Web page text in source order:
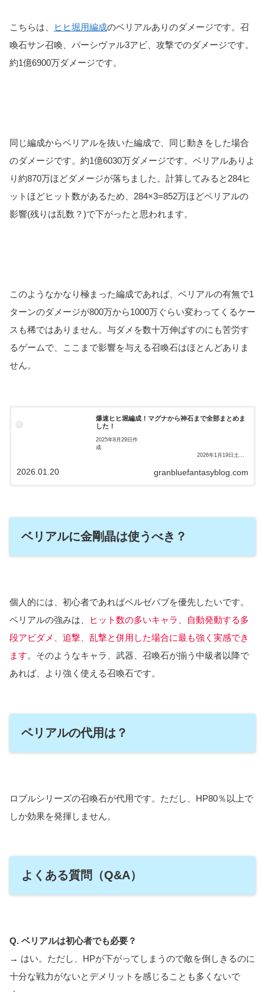
こちらは、 ヒヒ堀用編成のベリアルありのダメージです。召
喚石サン召喚、パーシヴァル3アビ、攻撃でのダメージです。
約1億6900万ダメージです。
同じ編成からベリアルを抜いた編成で、同じ動きをした場合
のダメージです。約1億6030万ダメージです。ベリアルありよ
り約870万ほどダメージが落ちました。計算してみると284ヒ
ットほどヒット数があるため、284×3=852万ほどベリアルの
影響(残りは乱数？)で下がったと思われます。
このようなかなり極まった編成であれば、ベリアルの有無で1
ターンのダメージが800万から1000万ぐらい変わってくるケー
スも稀ではありません。与ダメを数十万伸ばすのにも苦労す
るゲームで、ここまで影響を与える召喚石はほとんどありま
せん。
爆速ヒヒ堀編成！マグナから神石まで全部まとめま
した！
2025年8月29日作
成
2026年1月19日土属
んでいるでしょうか？私は、主につよばはとグラ...
granbluefantasyblog.com
2026.01.20
ベリアルに金剛晶は使うべき？
個人的には、初心者であればベルゼバブを優先したいです。
ベリアルの強みは、
ヒット数の多いキャラ、自動発動する多
段アビダメ、追撃、乱撃と併用した場合に最も強く実感でき
ます。そのようなキャラ、武器、召喚石が揃う中級者以降で
あれば、より強く使える召喚石です。
ベリアルの代用は？
ロブルシリーズの召喚石が代用です。ただし、HP80％以上で
しか効果を発揮しません。
よくある質問（Q&A）
Q. ベリアルは初心者でも必要？
→ はい。ただし、HPが下がってしまうので敵を倒しきるのに
十分な戦力がないとデメリットを感じることも多くないで